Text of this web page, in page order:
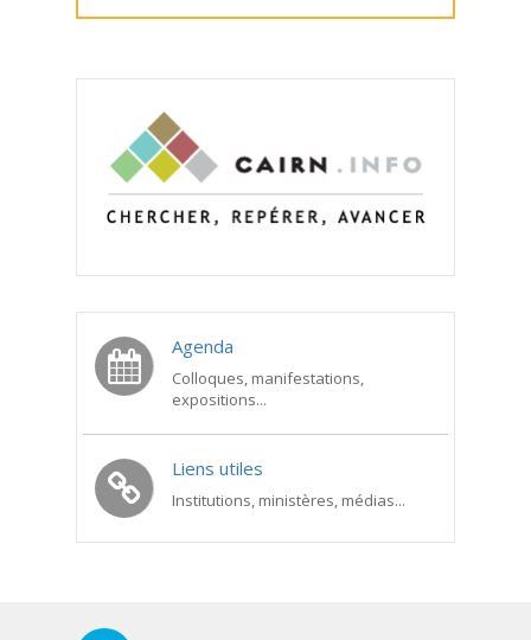
Agenda
Colloques, manifestations,
expositions...
Liens utiles
Institutions, ministères, médias...